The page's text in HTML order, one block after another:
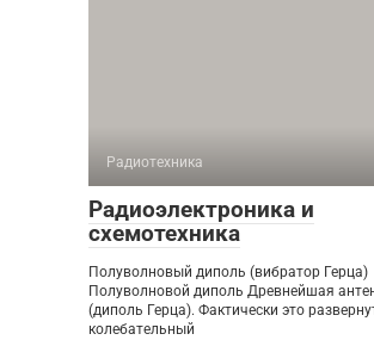
Радиотехника
Радиоэлектроника и
схемотехника
Полуволновый диполь (вибратор Герца)
Полуволновой диполь Древнейшая
(диполь Герца). Фактически это
колебательный